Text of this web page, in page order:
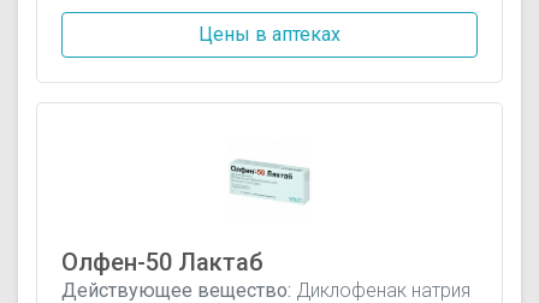
Цены в аптеках
Олфен-50 Лактаб
Действующее вещество: Диклофенак натрия